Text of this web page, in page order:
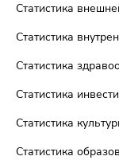
Статистика
Статистика
Статистика
Статистика
Статистика
Статистика